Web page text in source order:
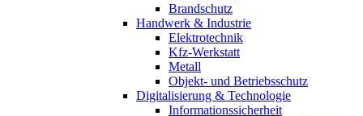
Brandschutz
Handwerk & Industrie
Elektrotechnik
Kfz-Werkstatt
Metall
Objekt- und Betriebsschutz
Digitalisierung & Technologie
Informationssicherheit